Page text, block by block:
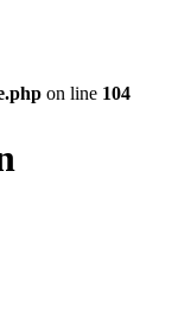
on line 104